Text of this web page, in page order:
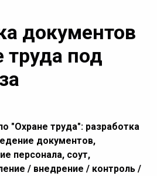
документов
труда под
"Охране труда": разработка
документов,
персонала, соут,
/ внедрение / контроль /